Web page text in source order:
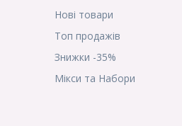
Нові товари
Топ продажів
Знижки -35%
Мікси та Набори